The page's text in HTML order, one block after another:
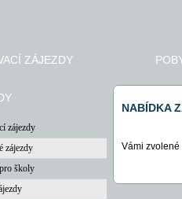
ZÁJEZDY
NABÍDKA
Vámi
zájezdy
zájezdy
školy